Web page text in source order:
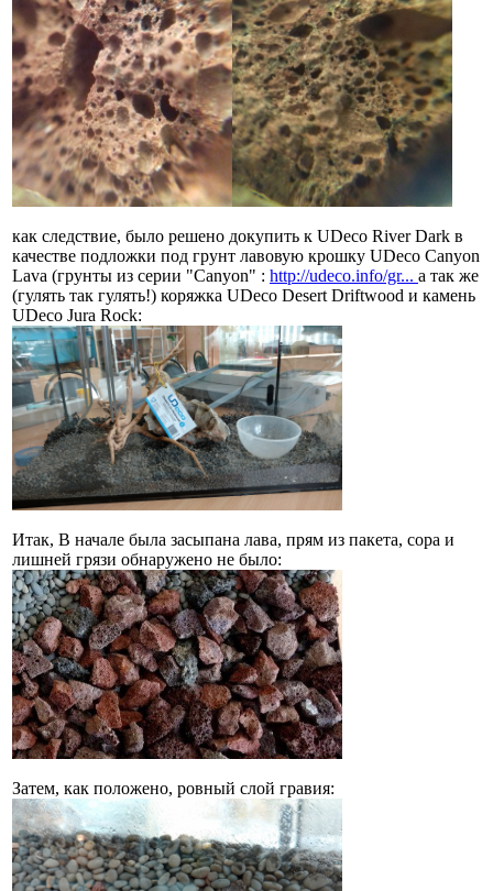
как следствие, было решено докупить к UDeco River Dark в
качестве подложки под грунт лавовую крошку UDeco Canyon
Lava (грунты из серии "Canyon" : http://udeco.info/gr... а так же
(гулять так гулять!) коряжка UDeco Desert Driftwood и камень
UDeco Jura Rock:
Итак, В начале была засыпана лава, прям из пакета, сора и
лишней грязи обнаружено не было:
Затем, как положено, ровный слой гравия: